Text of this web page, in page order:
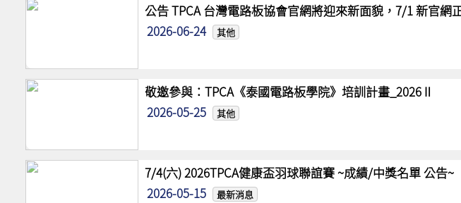
公告 TPCA 台灣電路板協會官網將迎來新面貌，7/1 新官網
2026-06-24
其他
敬邀參與：TPCA《泰國電路板學院》培訓計畫_2026Ⅱ
2026-05-25
其他
7/4(六) 2026TPCA健康盃羽球聯誼賽 ~成績/中獎名單 公告~
2026-05-15
最新消息